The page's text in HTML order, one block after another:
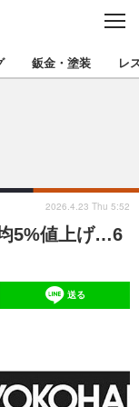
C
S
E
プを地域から探す
陸
西
国
鈑金・塗装 レ
5%値上げ…6
2026.4.23 Thu 5:52
送る